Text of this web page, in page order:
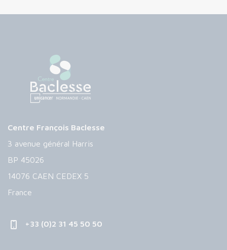
Centre François Baclesse
3 avenue général Harris
BP 45026
14076 CAEN CEDEX 5
France
+33 (0)2 31 45 50 50